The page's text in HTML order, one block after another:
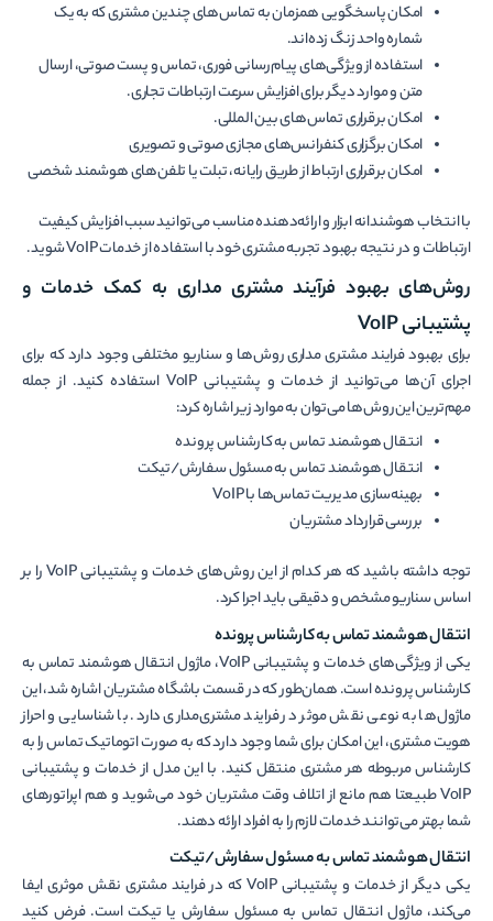
امکان پاسخگویی همزمان به تماس‌­های چندین مشتری که به یک
شماره واحد زنگ زده‌­اند.
استفاده از ویژگی‌­های پیام‌رسانی فوری، تماس و پست صوتی، ارسال
متن و موارد دیگر برای افزایش سرعت ارتباطات تجاری.
امکان برقراری تماس­‌های بین ­المللی.
امکان برگزاری کنفرانس‌­های مجازی صوتی و تصویری
امکان برقراری ارتباط از طریق رایانه، تبلت یا تلفن­‌های هوشمند شخصی
با انتخاب هوشندانه ابزار و ارائه‌­دهنده مناسب می­‌توانید سبب افزایش کیفیت
ارتباطات و در نتیجه بهبود تجربه مشتری خود با استفاده از خدمات VoIP شوید.
روش‌های بهبود فرآیند مشتری مداری به کمک خدمات و
پشتیبانی VoIP
برای بهبود فرایند مشتری مداری روش‌ها و سناریو مختلفی وجود دارد که برای
اجرای آن‌ها می‌توانید از خدمات و پشتیبانی VoIP استفاده کنید. از جمله
مهم‌ترین این روش‌ها می‌توان به موارد زیر اشاره کرد:
انتقال هوشمند تماس به کارشناس پرونده
انتقال هوشمند تماس به مسئول سفارش/تیکت
بهینه­‌سازی مدیریت تماس‌ها با VoIP
بررسی قرارداد مشتریان
توجه داشته باشید که هر کدام از این روش‌های خدمات و پشتیبانی VoIP را بر
اساس سناریو مشخص و دقیقی باید اجرا کرد.
انتقال هوشمند تماس به کارشناس پرونده
یکی از ویژگی‌های خدمات و پشتیبانی VoIP، ماژول انتقال هوشمند تماس به
کارشناس پرونده است. همان‌طور که در قسمت باشگاه مشتریان اشاره شد، این
ماژول‌ها به نوعی نقش موثر در فرایند مشتری‌مداری دارد. با شناسایی و احراز
هویت مشتری، این امکان برای شما وجود دارد که به صورت اتوماتیک تماس را به
کارشناس مربوطه هر مشتری منتقل کنید. با این مدل از خدمات و پشتیبانی
VoIP طبیعتا هم مانع از اتلاف وقت مشتریان خود می‌شوید و هم اپراتورهای
شما بهتر می‌توانند خدمات لازم را به افراد ارائه دهند.
انتقال هوشمند تماس به مسئول سفارش/تیکت
یکی دیگر از خدمات و پشتیبانی VoIP که در فرایند مشتری نقش موثری ایفا
می‌کند، ماژول انتقال تماس به مسئول سفارش یا تیکت است. فرض کنید